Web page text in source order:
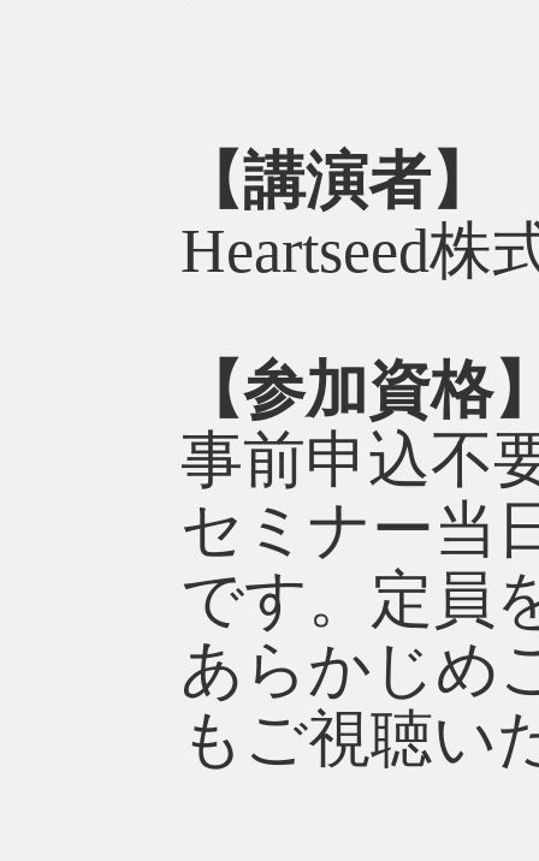
【講演者】
Heartseed
【参加資格
事前申込不
セミナー当
です。定員
あらかじめ
もご視聴い